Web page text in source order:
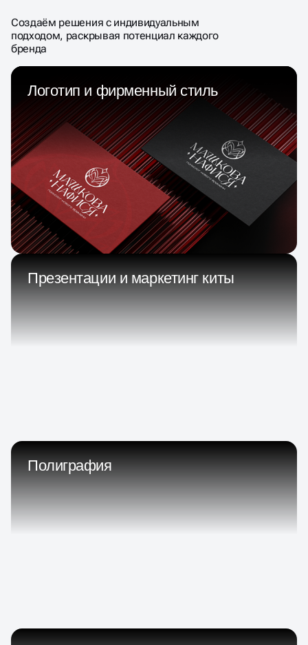
Создаём решения с индивидуальным
подходом, раскрывая потенциал каждого
бренда
Логотип и фирменный стиль
Презентации и маркетинг киты
Полиграфия